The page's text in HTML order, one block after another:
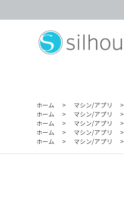
ホーム > マシン/アプリ >
ホーム
> マシン/アプリ >
ホーム
> マシン/アプリ >
ホーム
> マシン/アプリ >
ホーム
> マシン/アプリ >